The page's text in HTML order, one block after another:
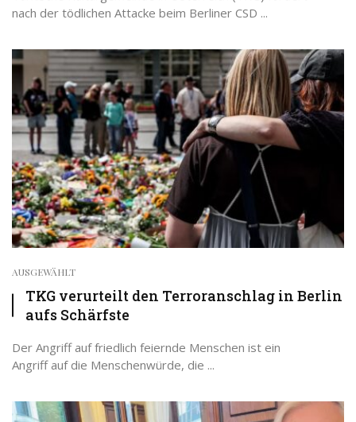
nach der tödlichen Attacke beim Berliner CSD ...
AUSGEWÄHLT
TKG verurteilt den Terroranschlag in Berlin
aufs Schärfste
Der Angriff auf friedlich feiernde Menschen ist ein
Angriff auf die Menschenwürde, die ...